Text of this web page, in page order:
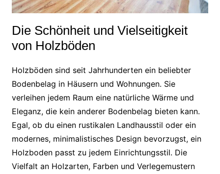
Die Schönheit und Vielseitigkeit
von Holzböden
Holzböden sind seit Jahrhunderten ein beliebter
Bodenbelag in Häusern und Wohnungen. Sie
verleihen jedem Raum eine natürliche Wärme und
Eleganz, die kein anderer Bodenbelag bieten kann.
Egal, ob du einen rustikalen Landhausstil oder ein
modernes, minimalistisches Design bevorzugst, ein
Holzboden passt zu jedem Einrichtungsstil. Die
Vielfalt an Holzarten, Farben und Verlegemustern